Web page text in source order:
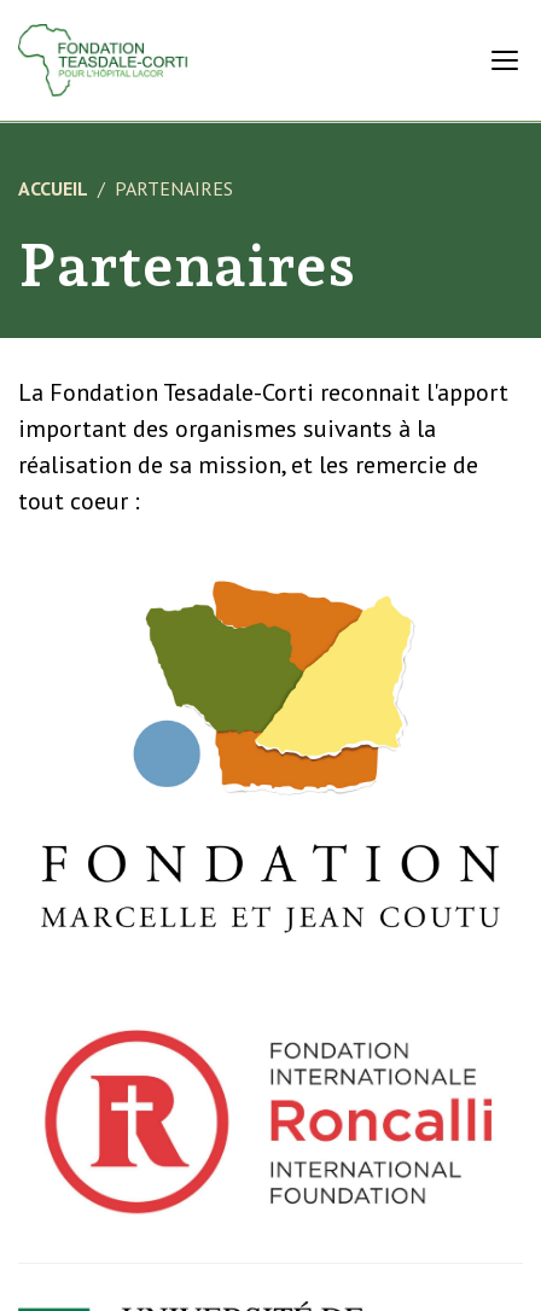
ACCUEIL PARTENAIRES
Partenaires
La Fondation Tesadale-Corti reconnait l'apport
important des organismes suivants à la
réalisation de sa mission, et les remercie de
tout coeur :